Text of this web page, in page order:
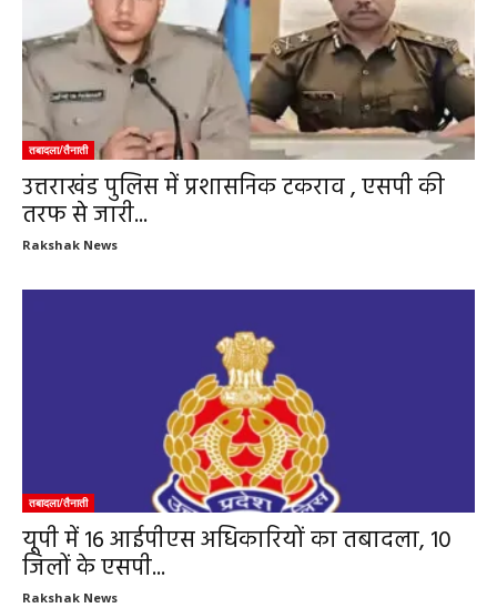
तबादला/तैनाती
उत्तराखंड पुलिस में प्रशासनिक टकराव , एसपी की
तरफ से जारी...
Rakshak News
तबादला/तैनाती
यूपी में 16 आईपीएस अधिकारियों का तबादला, 10
जिलों के एसपी...
Rakshak News